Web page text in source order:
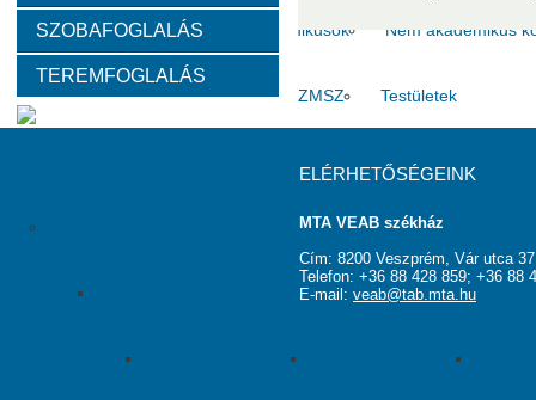
Választott vezetők Akadémikusok Nem akadémikus
Tanácskozási jogú tagok SZMSZ Testületek
MTA VEAB Év Kutatója Díj
SZOBAFOGLALÁS
TEREMFOGLALÁS
ELÉRHETŐSÉGEINK
MTA VEAB székház
Cím: 8200 Veszprém, Vár utca
Telefon: +36 88 428 859; +36 88
E-mail: veab@tab.mta.hu